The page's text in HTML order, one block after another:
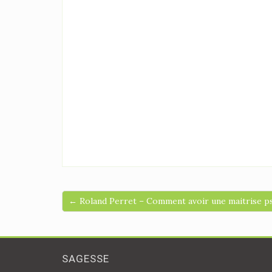
← Roland Perret – Comment avoir une maitrise
SAGESSE